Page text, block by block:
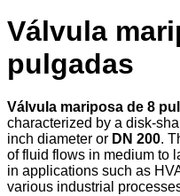
Válvula
pulgadas
Válvula mariposa de 8
characterized by a disk-
inch diameter or DN 200.
of fluid flows in medium to
in applications such as
various industrial